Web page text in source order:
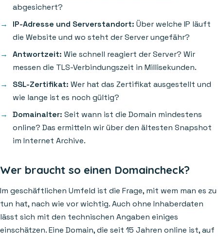
abgesichert?
IP-Adresse und Serverstandort: Über welche IP läuft
die Website und wo steht der Server ungefähr?
Antwortzeit: Wie schnell reagiert der Server? Wir
messen die TLS-Verbindungszeit in Millisekunden.
SSL-Zertifikat: Wer hat das Zertifikat ausgestellt und
wie lange ist es noch gültig?
Domainalter: Seit wann ist die Domain mindestens
online? Das ermitteln wir über den ältesten Snapshot
im Internet Archive.
Wer braucht so einen Domaincheck?
Im geschäftlichen Umfeld ist die Frage, mit wem man es zu
tun hat, nach wie vor wichtig. Auch ohne Inhaberdaten
lässt sich mit den technischen Angaben einiges
einschätzen. Eine Domain, die seit 15 Jahren online ist, auf